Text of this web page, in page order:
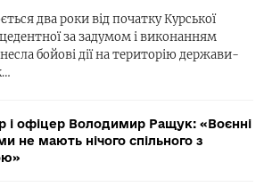
два роки від початку Курської
за задумом і виконанням
бойові дії на територію держави-
і офіцер Володимир Ращук: «Воєнні
не мають нічого спільного з